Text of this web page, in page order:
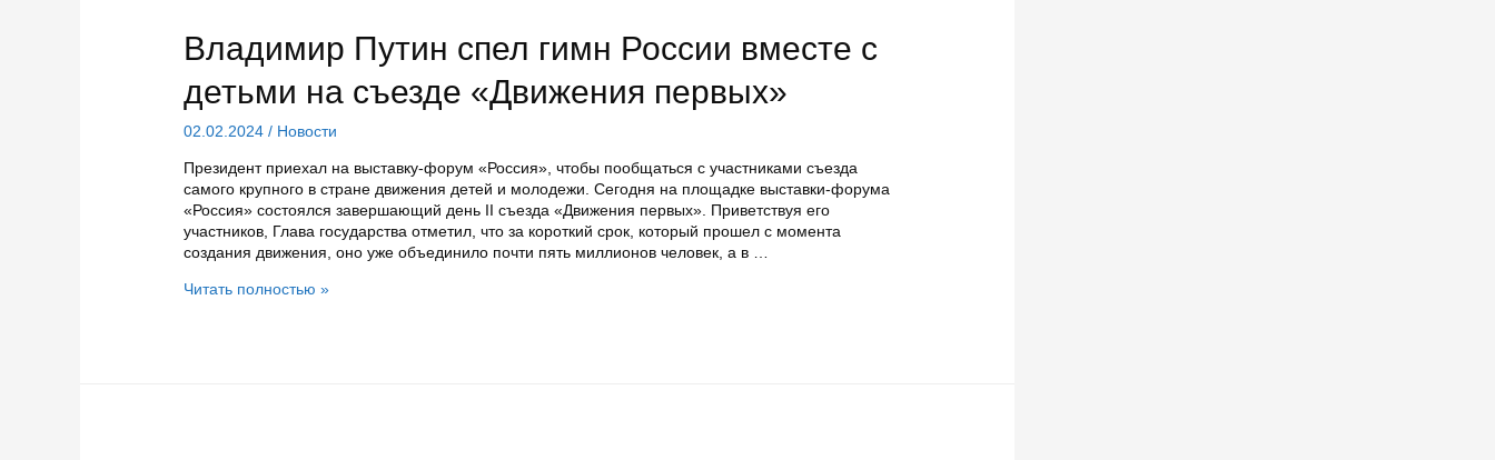
Владимир Путин спел гимн России вместе с
детьми на съезде «Движения первых»
02.02.2024 / Новости
Президент приехал на выставку-форум «Россия», чтобы пообщаться с участниками съезда
самого крупного в стране движения детей и молодежи. Сегодня на площадке выставки-форума
«Россия» состоялся завершающий день II съезда «Движения первых». Приветствуя его
участников, Глава государства отметил, что за короткий срок, который прошел с момента
создания движения, оно уже объединило почти пять миллионов человек, а в …
Владимир
Читать полностью »